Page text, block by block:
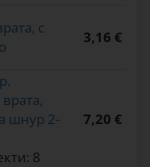
с
3,16 €
шнур 2-
8
7,20 €